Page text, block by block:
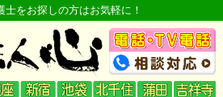
士をお探しの方はお気軽に！